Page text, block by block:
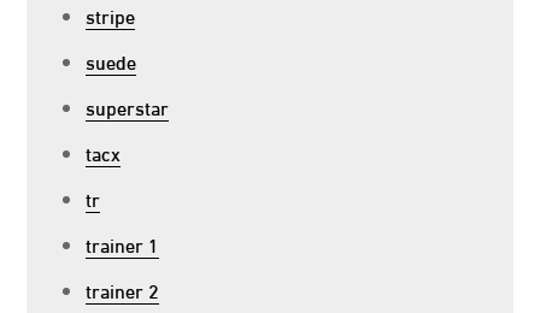
stripe
suede
superstar
tacx
tr
trainer 1
trainer 2